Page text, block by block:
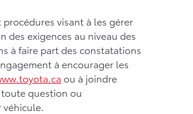
visant à les gérer
des exigences au niveau des
à faire part des constatations
à encourager les
ou à joindre
toute question ou
véhicule.